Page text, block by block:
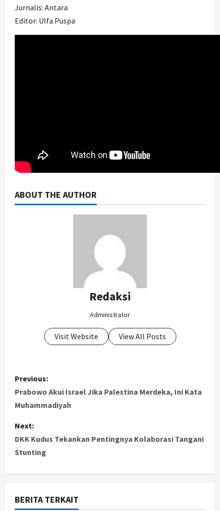
Jurnalis: Antara
Editor: Ulfa Puspa
ABOUT THE AUTHOR
Redaksi
Administrator
Visit Website View All Posts
P
o
t
n
a
v
Previous:
Prabowo Akui Israel Jika Palestina Merdeka, Ini Kata
Muhammadiyah
Next:
DKK Kudus Tekankan Pentingnya Kolaborasi Tangani
Stunting
BERITA TERKAIT